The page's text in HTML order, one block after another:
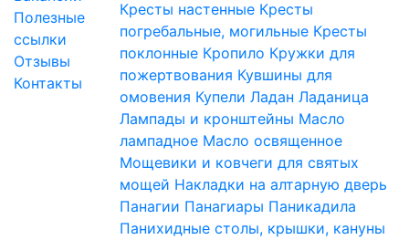
Полезные
ссылки
Отзывы
Контакты
Кресты настенные Кресты
погребальные, могильные Кресты
поклонные Кропило Кружки для
пожертвования Кувшины для
омовения Купели Ладан Ладаница
Лампады и кронштейны Масло
лампадное Масло освященное
Мощевики и ковчеги для святых
мощей Накладки на алтарную дверь
Панагии Панагиары Паникадила
Панихидные столы, крышки, кануны